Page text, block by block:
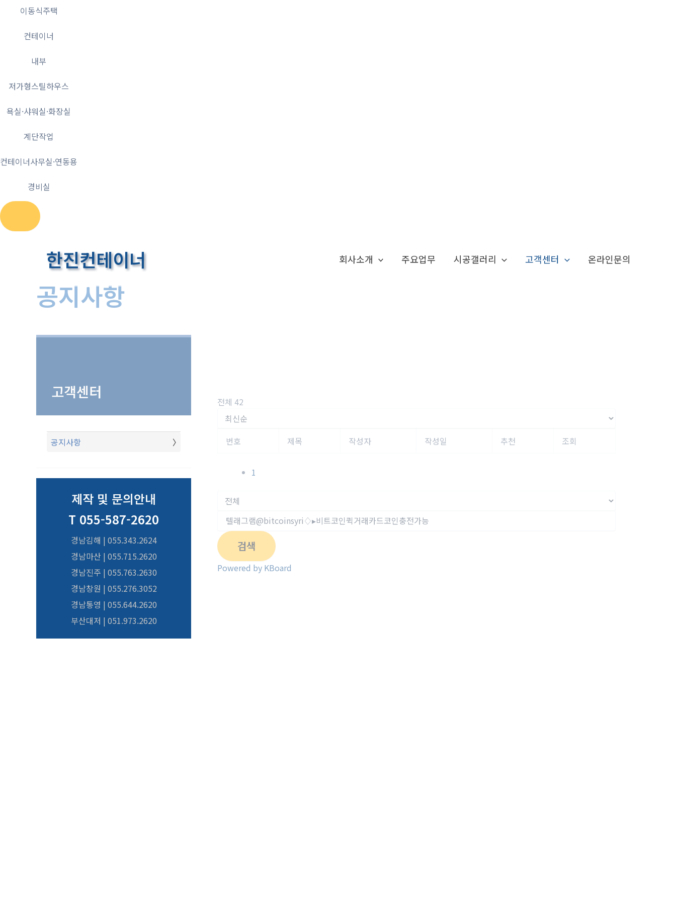
이동식주택
컨테이너
내부
저가형스틸하우스
욕실·샤워실·화장실
계단작업
컨테이너사무실·연동용
경비실
한진컨테이너 회사소개 주요업무 시공갤러리 고객센터 온라인문의
공지사항
고객센터
공지사항
제작 및 문의안내
T 055-587-2620
경남김해 | 055.343.2624
경남마산 | 055.715.2620
경남진주 | 055.763.2630
경남창원 | 055.276.3052
경남통영 | 055.644.2620
부산대저 | 051.973.2620
전체 42
번호 제목 작성자 작성일 추천 조회
1
검색
Powered by KBoard